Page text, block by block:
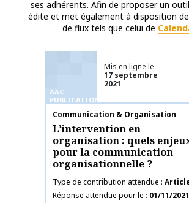
ses adhérents. Afin de proposer un
édite et met également à disposition
de flux tels que celui de
AAC
PUBLICATIONS
Mis en ligne le
17 septembre
2021
Nom de la publication
Communication & Organisation
L’intervention en
organisation : quels
pour la communication
organisationnelle ?
Type de contribution attendue
Réponse attendue pour le
01/11/2021